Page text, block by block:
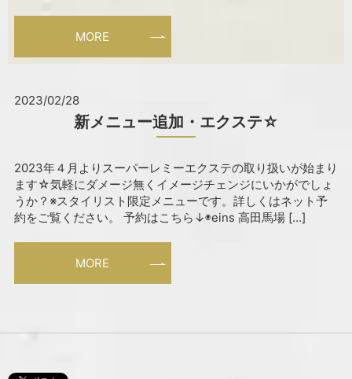
MORE
2023/02/28
新メニュー追加・エクステ☆
2023年４月よりスーパーレミーエクステの取り扱いが始まり
ます☆気軽にダメージ無くイメージチェンジにいかがでしょ
うか？※スタイリスト限定メニューです。詳しくはネット予
約をご覧ください。 予約はこちら↓◉eins 高田馬場 […]
MORE